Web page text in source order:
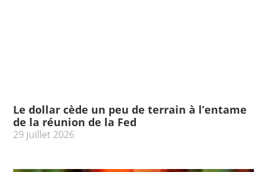
Le dollar cède un peu de terrain à l’entame
de la réunion de la Fed
29 juillet 2026